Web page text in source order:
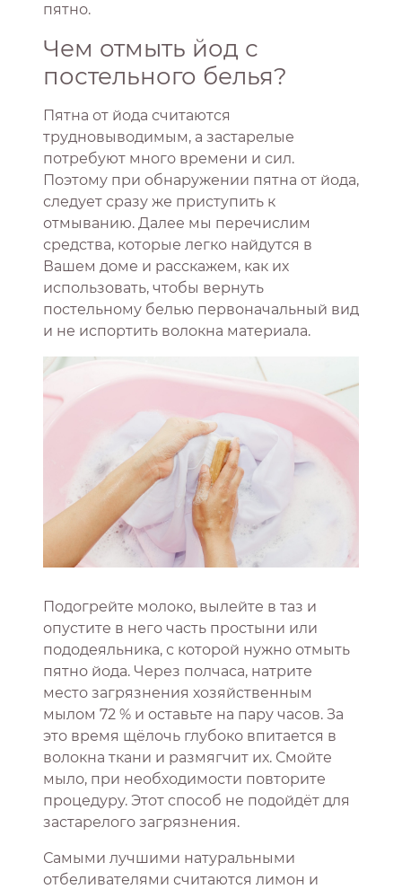
пятно.
Чем отмыть йод с
постельного белья?
Пятна от йода считаются
трудновыводимым, а застарелые
потребуют много времени и сил.
Поэтому при обнаружении пятна от йода,
следует сразу же приступить к
отмыванию. Далее мы перечислим
средства, которые легко найдутся в
Вашем доме и расскажем, как их
использовать, чтобы вернуть
постельному белью первоначальный вид
и не испортить волокна материала.
Подогрейте молоко, вылейте в таз и
опустите в него часть простыни или
пододеяльника, с которой нужно отмыть
пятно йода. Через полчаса, натрите
место загрязнения хозяйственным
мылом 72 % и оставьте на пару часов. За
это время щёлочь глубоко впитается в
волокна ткани и размягчит их. Смойте
мыло, при необходимости повторите
процедуру. Этот способ не подойдёт для
застарелого загрязнения.
Самыми лучшими натуральными
отбеливателями считаются лимон и